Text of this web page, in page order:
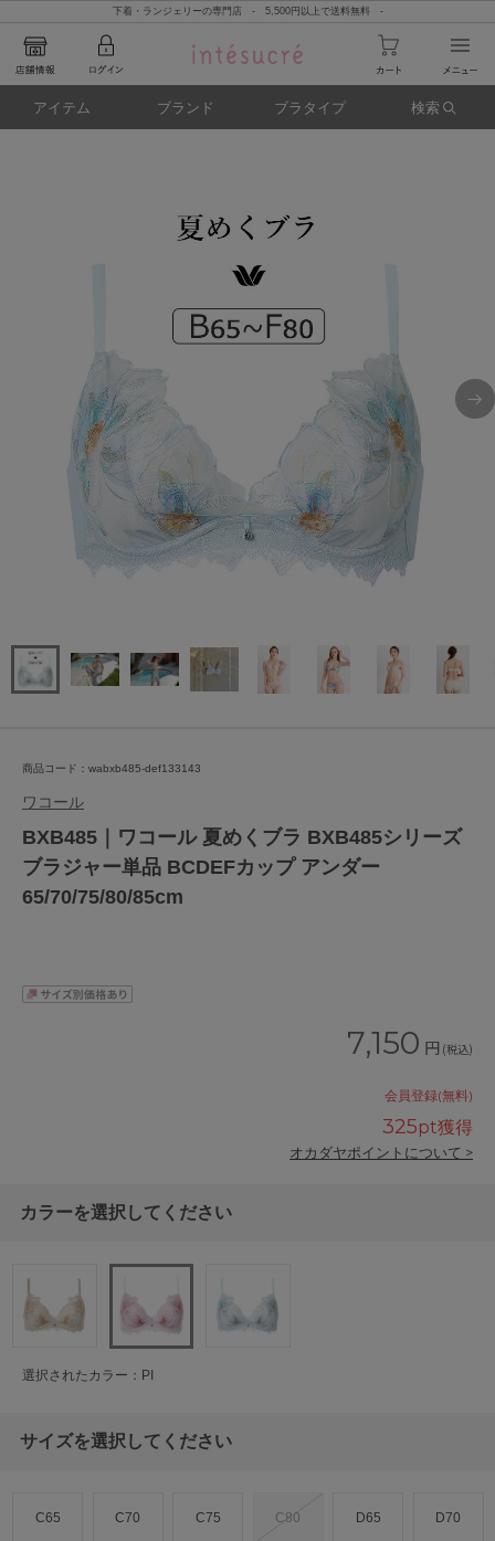
下着・ランジェリーの専門店 - 5,500円以上で送料無料 -
アイテム ブランド ブラタイプ 検索
商品コード：wabxb485-def133143
ワコール
BXB485｜ワコール 夏めくブラ BXB485シリーズ
ブラジャー単品 BCDEFカップ アンダー
65/70/75/80/85cm
7,150 円 (税込)
会員登録(無料)
325pt獲得
オカダヤポイントについて >
カラーを選択してください
選択されたカラー：PI
サイズを選択してください
C65 C70 C75 C80 D65 D70